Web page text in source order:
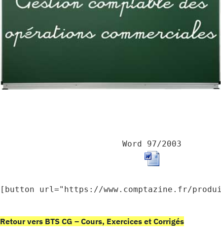
Word 97/2003
[button url="https://www.comptazine.fr/
Retour vers BTS CG – Cours, Exercices et Corrigés